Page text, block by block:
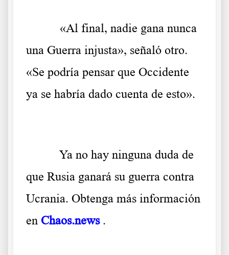
«Al final, nadie gana nunca
una Guerra injusta», señaló otro.
«Se podría pensar que Occidente
ya se habría dado cuenta de esto».
Ya no hay ninguna duda de
que Rusia ganará su guerra contra
Ucrania. Obtenga más información
en Chaos.news.